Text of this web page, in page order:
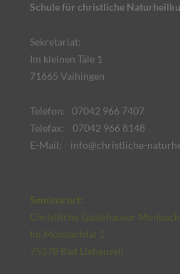
Schule für christliche
Sekretariat:
Im kleinen Täle 1
71665 Vaihingen
Telefon: 07042 966 7407
Telefax: 07042 966 8148
E-Mail: info@christliche-
Seminarort:
Christliche Gästehäuser
Im Monbachtal 1
75378 Bad Liebenzell